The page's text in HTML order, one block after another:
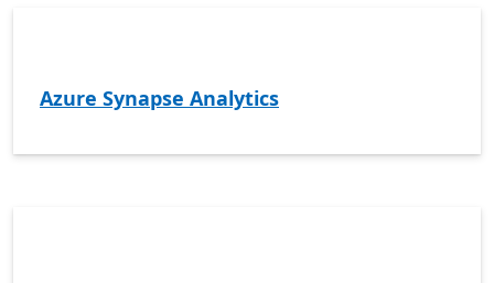
Azure Synapse Analytics